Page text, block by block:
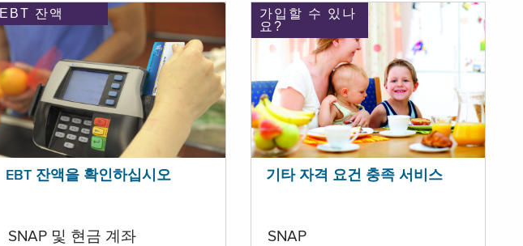
EBT 잔액
EBT 잔액을 확인하십시오
SNAP 및 현금 계좌
가입할 수 있나
요?
기타 자격 요건 충족 서비스
SNAP